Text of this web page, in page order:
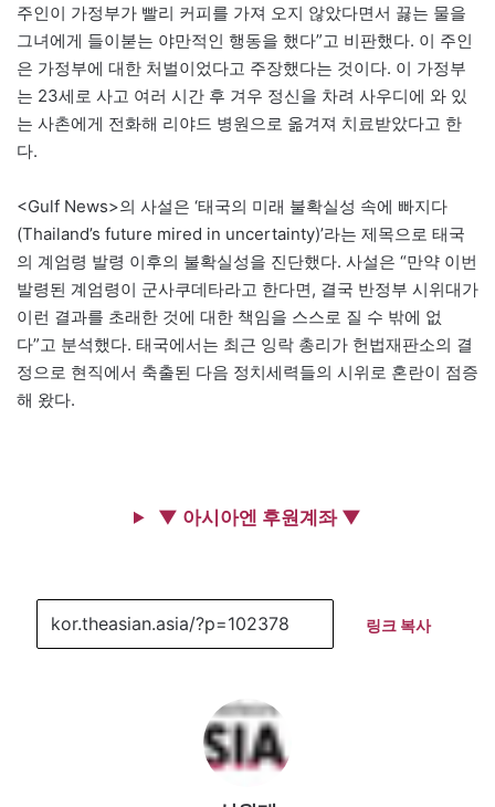
주인이 가정부가 빨리 커피를 가져 오지 않았다면서 끓는 물을
그녀에게 들이붇는 야만적인 행동을 했다”고 비판했다. 이 주인
은 가정부에 대한 처벌이었다고 주장했다는 것이다. 이 가정부
는 23세로 사고 여러 시간 후 겨우 정신을 차려 사우디에 와 있
는 사촌에게 전화해 리야드 병원으로 옮겨져 치료받았다고 한
다.
<Gulf News>의 사설은 ‘태국의 미래 불확실성 속에 빠지다
(Thailand’s future mired in uncertainty)’라는 제목으로 태국
의 계엄령 발령 이후의 불확실성을 진단했다. 사설은 “만약 이번
발령된 계엄령이 군사쿠데타라고 한다면, 결국 반정부 시위대가
이런 결과를 초래한 것에 대한 책임을 스스로 질 수 밖에 없
다”고 분석했다. 태국에서는 최근 잉락 총리가 헌법재판소의 결
정으로 현직에서 축출된 다음 정치세력들의 시위로 혼란이 점증
해 왔다.
▼ 아시아엔 후원계좌 ▼
링크 복사